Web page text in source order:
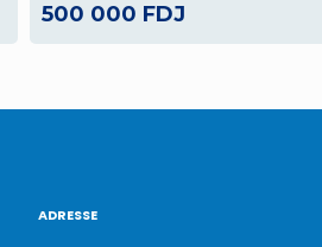
500 000 FDJ
ADRESSE